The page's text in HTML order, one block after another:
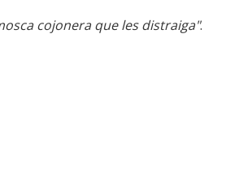
cojonera que les distraiga".